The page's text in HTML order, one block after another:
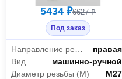
5434 ₽6627 ₽
Под заказ
правая
Вид
машинно-ручной
Диаметр резьбы (М)
М27